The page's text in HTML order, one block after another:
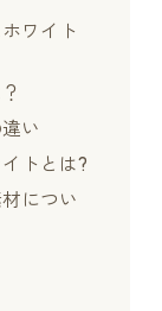
ワイト
い
トとは?
につい